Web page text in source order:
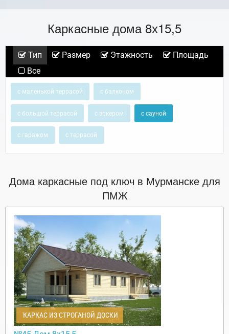
Каркасные дома 8х15,5
Тип Размер Этажность
Площадь
Все
с маленькой террасой с балконом
с большой террасой с эркером с сауной
с гаражом с террасой
Дома каркасные под ключ в Мурманске для
ПМЖ
КАРКАС ИЗ СТРОГАНОЙ ДОСКИ